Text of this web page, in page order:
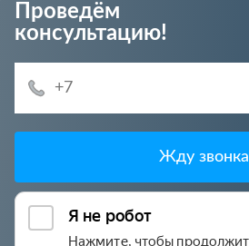
Проведём
консультацию!
Жду звонка